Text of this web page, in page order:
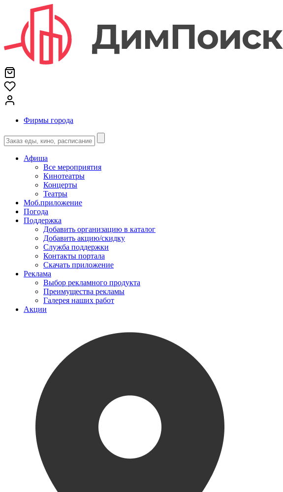
Фирмы города
Афиша
Все мероприятия
Кинотеатры
Концерты
Театры
Моб.приложение
Погода
Поддержка
Добавить организацию в каталог
Добавить акцию/скидку
Служба поддержки
Контакты портала
Скачать приложение
Реклама
Выбор рекламного продукта
Преимущества рекламы
Галерея наших работ
Акции